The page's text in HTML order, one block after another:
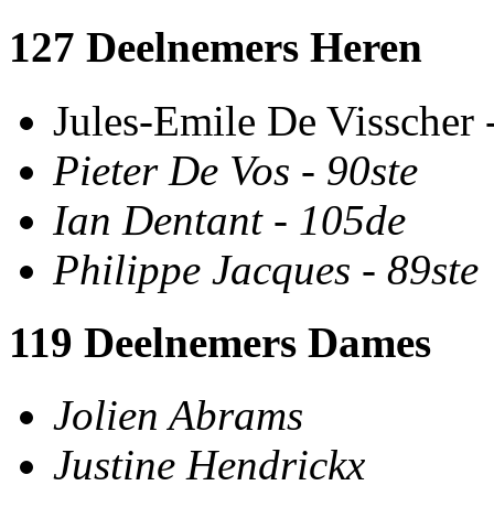
127 Deelnemers Heren
Jules-Emile De
Pieter De Vos - 90ste
Ian Dentant- 105de
Philippe Jacques - 89ste
119 Deelnemers Dames
Jolien Abrams
Justine Hendrickx